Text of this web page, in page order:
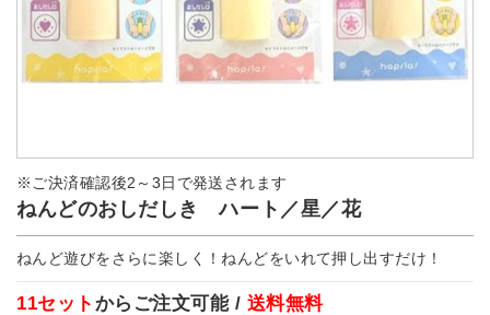
※ご決済確認後2～3日で発送されます
ねんどのおしだしき ハート／星／花
ねんど遊びをさらに楽しく！ねんどをいれて押し出すだけ！
11セット からご注文可能 / 送料無料